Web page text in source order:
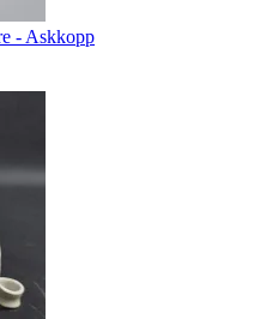
- Askkopp